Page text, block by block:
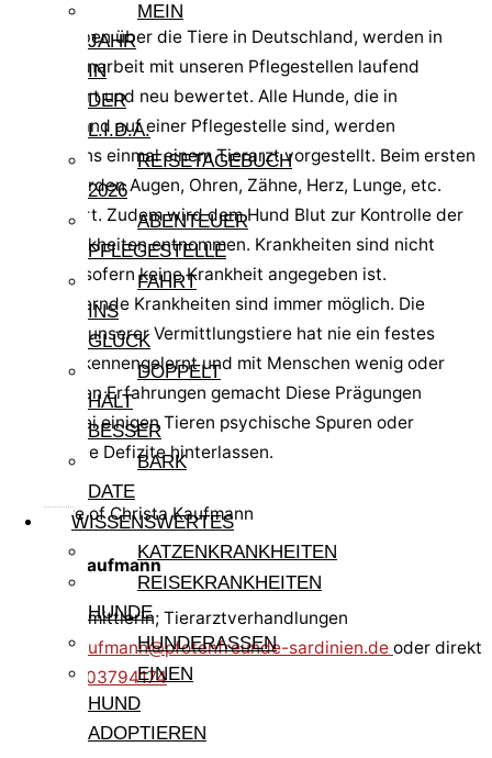
MEIN
JAHR
IN
DER
L.I.D.A.
REISETAGEBUCH
2026
ABENTEUER
PFLEGESTELLE
FAHRT
INS
GLÜCK
DOPPELT
HÄLT
BESSER
BARK
DATE
WISSENSWERTES
KATZENKRANKHEITEN
REISEKRANKHEITEN
HUNDE
HUNDERASSEN
EINEN
HUND
ADOPTIEREN
Die Angaben über die Tiere in Deutschland, werden in
Zusammenarbeit mit unseren Pflegestellen laufend
aktualisiert und neu bewertet. Alle Hunde, die in
Deutschland auf einer Pflegestelle sind, werden
mindestens einmal einem Tierarzt vorgestellt. Beim ersten
Check werden Augen, Ohren, Zähne, Herz, Lunge, etc.
kontrolliert. Zudem wird dem Hund Blut zur Kontrolle der
Reisekrankheiten entnommen. Krankheiten sind nicht
bekannt, sofern keine Krankheit angegeben ist.
Schlummernde Krankheiten sind immer möglich. Die
Mehrzahl unserer Vermittlungstiere hat nie ein festes
Zuhause kennengelernt und mit Menschen wenig oder
keine guten Erfahrungen gemacht Diese Prägungen
können bei einigen Tieren psychische Spuren oder
körperliche Defizite hinterlassen.
Christa Kaufmann
Hundevermittlerin; Tierarztverhandlungen
christa.kaufmann@pfotenfreunde-sardinien.de oder direkt
Tel. 0159 03794174